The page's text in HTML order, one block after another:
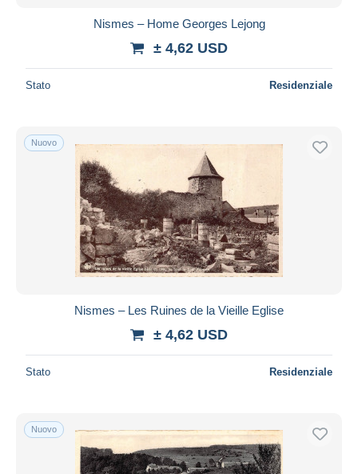
Nismes – Home Georges Lejong
± 4,62 USD
Stato Residenziale
Nuovo
Nismes – Les Ruines de la Vieille Eglise
± 4,62 USD
Stato Residenziale
Nuovo